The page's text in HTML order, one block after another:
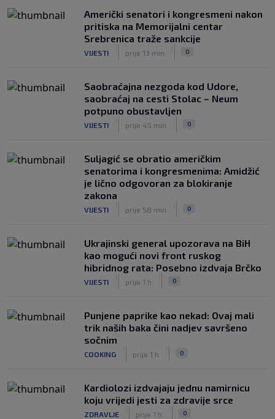
prvenstvo ispod cijene?
NOGOMET
|
7. aug.
| 0
Američki senatori i kongresmeni nakon
pritiska na Memorijalni centar
Srebrenica traže sankcije
VIJESTI prije 13 min 0
Saobraćajna nezgoda kod Udore,
saobraćaj na cesti Stolac – Neum
potpuno obustavljen
VIJESTI prije 45 min 0
Suljagić se obratio američkim
senatorima i kongresmenima: Amidžić
je lično odgovoran za blokiranje
zakona
VIJESTI prije 58 min 0
Ukrajinski general upozorava na BiH
kao mogući novi front ruskog
hibridnog rata: Posebno izdvaja Brčko
VIJESTI prije 1 h 0
Punjene paprike kao nekad: Ovaj mali
trik naših baka čini nadjev savršeno
sočnim
COOKING prije 1 h 0
Kardiolozi izdvajaju jednu namirnicu
koju vrijedi jesti za zdravije srce
ZDRAVLJE prije 1 h 0